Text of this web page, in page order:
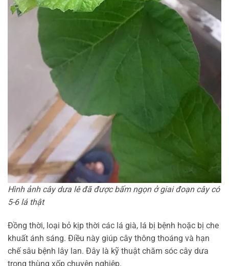
Hình ảnh cây dưa lê đã được bấm ngọn ở giai đoạn cây có
5-6 lá thật
Đồng thời, loại bỏ kịp thời các lá già, lá bị bệnh hoặc bị che
khuất ánh sáng. Điều này giúp cây thông thoáng và hạn
chế sâu bệnh lây lan. Đây là kỹ thuật chăm sóc cây dưa
trong thùng xốp chuyên nghiệp.